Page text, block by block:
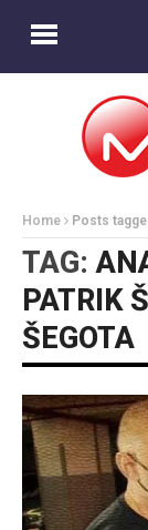
Home Posts
TAG:
PATRIK
ŠEGOTA